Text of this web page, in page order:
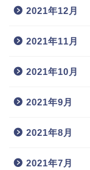
2021年12月
2021年11月
2021年10月
2021年9月
2021年8月
2021年7月